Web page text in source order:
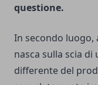
questione.
In secondo luogo,
nasca sulla scia
differente del